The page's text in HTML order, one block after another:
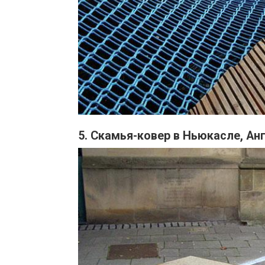
5. Скамья-ковер в Ньюкасле,